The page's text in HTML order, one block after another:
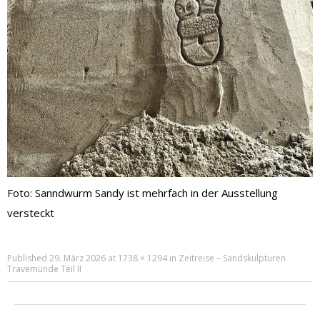
Foto: Sanndwurm Sandy ist mehrfach in der Ausstellung
versteckt
Published 29. März 2026 at 1738 × 1294 in Zeitreise – Sandskulpturen
Travemünde Teil II